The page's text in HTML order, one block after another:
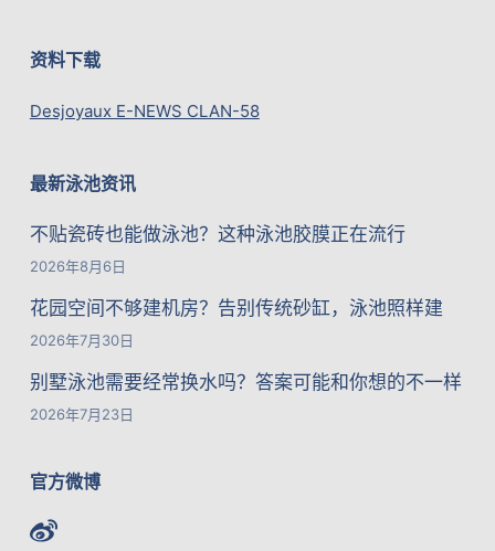
资料下载
Desjoyaux E-NEWS CLAN-58
最新泳池资讯
不贴瓷砖也能做泳池？这种泳池胶膜正在流行
2026年8月6日
花园空间不够建机房？告别传统砂缸，泳池照样建
2026年7月30日
别墅泳池需要经常换水吗？答案可能和你想的不一样
2026年7月23日
官方微博